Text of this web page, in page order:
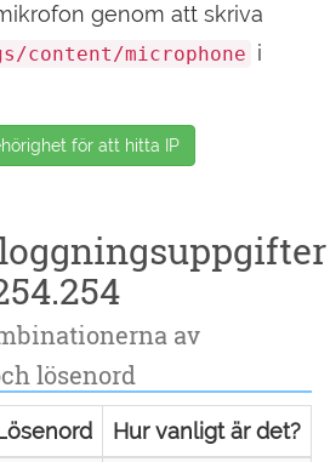
genom att skriva
content/microphone i
för att hitta IP
av
lösenord
Hur vanligt är det?